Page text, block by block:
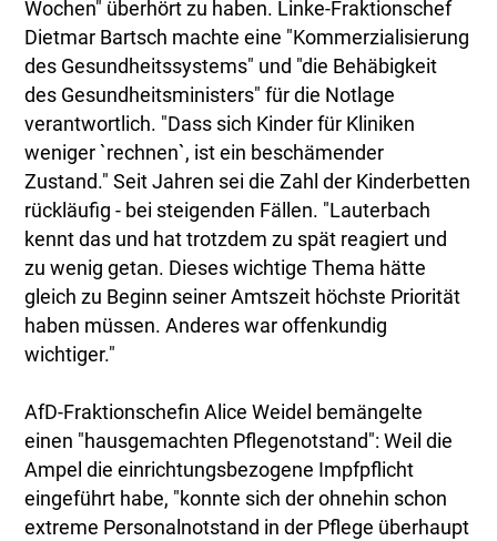
Wochen" überhört zu haben. Linke-Fraktionschef
Dietmar Bartsch machte eine "Kommerzialisierung
des Gesundheitssystems" und "die Behäbigkeit
des Gesundheitsministers" für die Notlage
verantwortlich. "Dass sich Kinder für Kliniken
weniger `rechnen`, ist ein beschämender
Zustand." Seit Jahren sei die Zahl der Kinderbetten
rückläufig - bei steigenden Fällen. "Lauterbach
kennt das und hat trotzdem zu spät reagiert und
zu wenig getan. Dieses wichtige Thema hätte
gleich zu Beginn seiner Amtszeit höchste Priorität
haben müssen. Anderes war offenkundig
wichtiger."
AfD-Fraktionschefin Alice Weidel bemängelte
einen "hausgemachten Pflegenotstand": Weil die
Ampel die einrichtungsbezogene Impfpflicht
eingeführt habe, "konnte sich der ohnehin schon
extreme Personalnotstand in der Pflege überhaupt